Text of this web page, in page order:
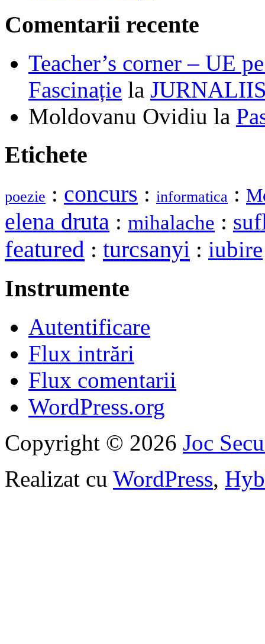
Comentarii recente
Teacher’s corner – UE
Fascinație la
Moldovanu Ovidiu la
Etichete
poezie : concurs : informatica :
elena druta : mihalache :
featured : turcsanyi : iubire
Instrumente
Autentificare
Flux intrări
Flux comentarii
WordPress.org
Copyright © 2026 Joc
Realizat cu WordPress,